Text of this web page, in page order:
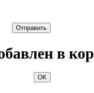
Отправить
в
OK